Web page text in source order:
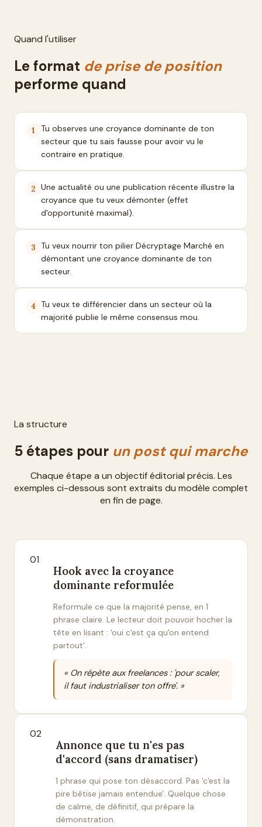
Quand l'utiliser
Le format de prise de position
performe quand
1
Tu observes une croyance dominante de ton
secteur que tu sais fausse pour avoir vu le
contraire en pratique.
2 Une actualité ou une publication récente illustre la
croyance que tu veux démonter (effet
d'opportunité maximal).
3 Tu veux nourrir ton pilier Décryptage Marché en
démontant une croyance dominante de ton
secteur.
4 Tu veux te différencier dans un secteur où la
majorité publie le même consensus mou.
La structure
5 étapes pour un post qui marche
Chaque étape a un objectif éditorial précis. Les
exemples ci-dessous sont extraits du modèle complet
en fin de page.
01
Hook avec la croyance
dominante reformulée
Reformule ce que la majorité pense, en 1
phrase claire. Le lecteur doit pouvoir hocher la
tête en lisant : 'oui c'est ça qu'on entend
partout'.
« On répète aux freelances : 'pour scaler,
il faut industrialiser ton offre'. »
02
Annonce que tu n'es pas
d'accord (sans dramatiser)
1 phrase qui pose ton désaccord. Pas 'c'est la
pire bêtise jamais entendue'. Quelque chose
de calme, de définitif, qui prépare la
démonstration.